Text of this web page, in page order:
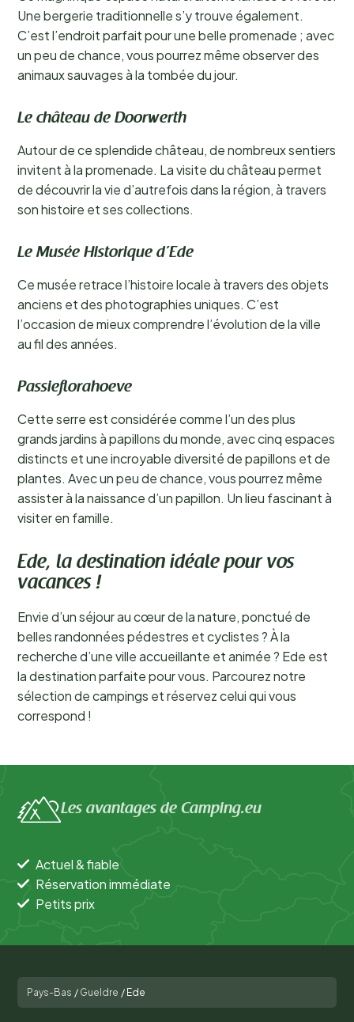
Une bergerie traditionnelle s’y trouve également.
C’est l’endroit parfait pour une belle promenade ; avec
un peu de chance, vous pourrez même observer des
animaux sauvages à la tombée du jour.
Le château de Doorwerth
Autour de ce splendide château, de nombreux sentiers
invitent à la promenade. La visite du château permet
de découvrir la vie d’autrefois dans la région, à travers
son histoire et ses collections.
Le Musée Historique d’Ede
Ce musée retrace l’histoire locale à travers des objets
anciens et des photographies uniques. C’est
l’occasion de mieux comprendre l’évolution de la ville
au fil des années.
Passieflorahoeve
Cette serre est considérée comme l’un des plus
grands jardins à papillons du monde, avec cinq espaces
distincts et une incroyable diversité de papillons et de
plantes. Avec un peu de chance, vous pourrez même
assister à la naissance d’un papillon. Un lieu fascinant à
visiter en famille.
Ede, la destination idéale pour vos
vacances !
Envie d’un séjour au cœur de la nature, ponctué de
belles randonnées pédestres et cyclistes ? À la
recherche d’une ville accueillante et animée ? Ede est
la destination parfaite pour vous. Parcourez notre
sélection de campings et réservez celui qui vous
correspond !
Les avantages de Camping.eu
Actuel & fiable
Réservation immédiate
Petits prix
Pays-Bas / Gueldre / Ede